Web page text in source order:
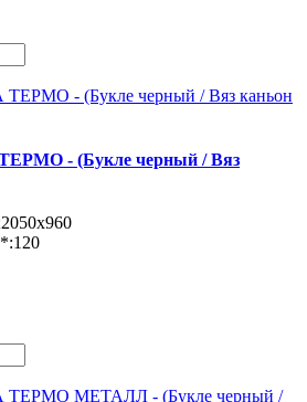
- (Букле черный / Вяз
120